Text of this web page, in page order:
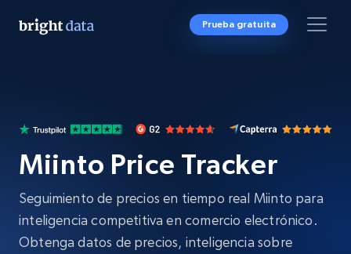
Prueba gratuita
Miinto Price Tracker
Seguimiento de precios en tiempo real Miinto para
inteligencia competitiva en comercio electrónico.
Obtenga datos de precios, inteligencia sobre